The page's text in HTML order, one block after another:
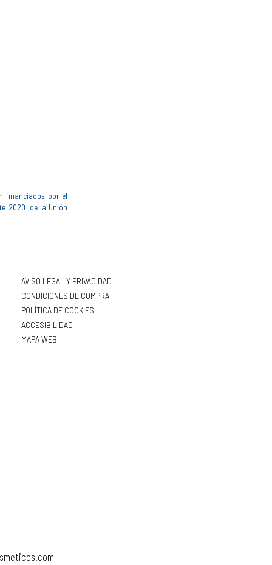
financiados por el
2020" de la Unión
AVISO LEGAL Y PRIVACIDAD
CONDICIONES DE COMPRA
POLÍTICA DE COOKIES
ACCESIBILIDAD
MAPA WEB